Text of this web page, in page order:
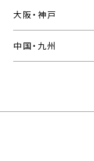
大阪・神戸
中国・九州